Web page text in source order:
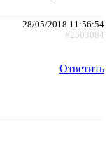
28/05/2018 11:56:54
#2503084
Ответить